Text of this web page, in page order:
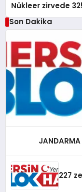
Nükleer zirvede
Son Dakika
227